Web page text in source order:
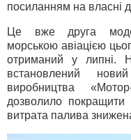
посиланням на власні
Це вже друга
морською авіацією
отриманий у липні.
встановлений
виробництва
дозволило покращити
витрата палива